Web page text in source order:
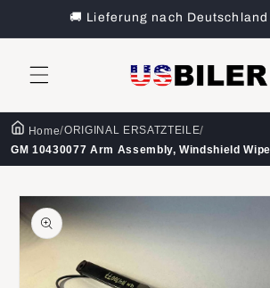
Inhalt
🚚 Lieferung nach Deutschland
Home/ORIGINAL ERSATZTEILE/
GM 10430077 Arm Assembly, Windshield